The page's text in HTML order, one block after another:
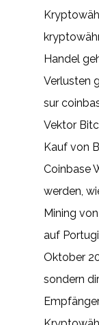
Handel
Verlusten
sur
Vektor
Kauf von
Coinbase
werden,
Mining
auf
Oktober
sondern